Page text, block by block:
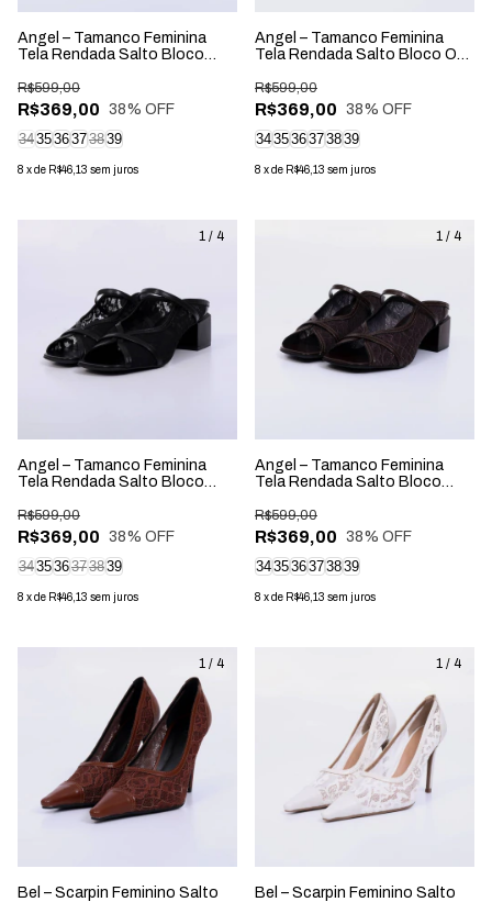
Angel – Tamanco Feminina
Tela Rendada Salto Bloco
R$369,00
R$599,00
38% OFF
343536373839
8 xde R$46,13 sem juros
Angel – Tamanco Feminina
Tela Rendada Salto Bloco Off
R$369,00
R$599,00
38% OFF
343536373839
8 xde R$46,13 sem juros
1 / 4
Angel – Tamanco Feminina
Tela Rendada Salto Bloco
R$369,00
R$599,00
38% OFF
343536373839
8 xde R$46,13 sem juros
1 / 4
Angel – Tamanco Feminina
Tela Rendada Salto Bloco
R$369,00
R$599,00
38% OFF
343536373839
8 xde R$46,13 sem juros
1 / 4
Bel – Scarpin Feminino Salto
1 / 4
Bel – Scarpin Feminino Salto